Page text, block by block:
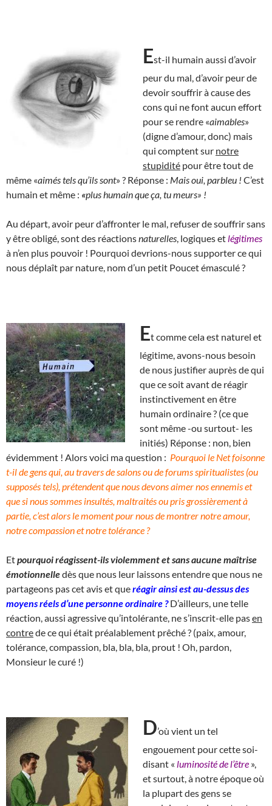
Est-il humain aussi d’avoir
peur du mal, d’avoir peur de
devoir souffrir à cause des
cons qui ne font aucun effort
pour se rendre «aimables»
(digne d’amour, donc) mais
qui comptent sur notre
stupidité pour être tout de
même «aimés tels qu’ils sont» ? Réponse : Mais oui, parbleu ! C’est
humain et même : «plus humain que ça, tu meurs» !
Au départ, avoir peur d’affronter le mal, refuser de souffrir sans
y être obligé, sont des réactionsnaturelles , logiques et légitimes
à n’en plus pouvoir ! Pourquoi devrions-nous supporter ce qui
nous déplaît par nature, nom d’un petit Poucet émasculé ?
Et comme cela est naturel et
légitime, avons-nous besoin
de nous justifier auprès de qui
que ce soit avant de réagir
instinctivement en être
humain ordinaire ? (ce que
sont même -ou surtout- les
initiés) Réponse : non, bien
évidemment ! Alors voici ma question : Pourquoi le Net foisonne
t-il de gens qui, au travers de salons ou de forums spiritualistes (ou
supposés tels), prétendent que nous devons aimer nos ennemis et
que si nous sommes insultés, maltraités ou pris grossièrement à
partie, c’est alors le moment pour nous de montrer notre amour,
notre compassion et notre tolérance ?
Etpourquoi réagissent-ils violemment et sans aucune maîtrise
émotionnelledès que nous leur laissons entendre que nous ne
partageons pas cet avis et queréagir ainsi est au-dessus des
moyens réels d’une personne ordinaire ?D’ailleurs, une telle
réaction, aussi agressive qu’intolérante, ne s’inscrit-elle pasen
contrede ce qui était préalablement prêché ? (paix, amour,
tolérance, compassion, bla, bla, bla, prout ! Oh, pardon,
Monsieur le curé !)
D’où vient un tel
engouement pour cette soi-
disant « luminosité de l’être »,
et surtout, à notre époque où
la plupart des gens se